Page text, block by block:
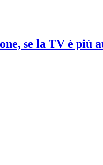
se la TV è più